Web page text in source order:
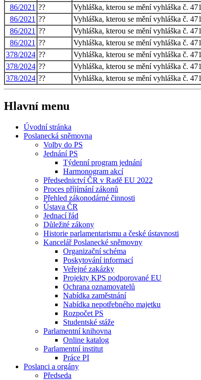
86/2021 ??
Vyhláška, kterou se mění vyhláška č.
86/2021 ??
Vyhláška, kterou se mění vyhláška č.
86/2021 ??
Vyhláška, kterou se mění vyhláška č.
86/2021 ??
Vyhláška, kterou se mění vyhláška č.
378/2024 ??
Vyhláška, kterou se mění vyhláška č.
378/2024 ??
Vyhláška, kterou se mění vyhláška č.
378/2024 ?? Vyhláška, kterou se mění vyhláška č.
Hlavní menu
Úvodní stránka
Poslanecká sněmovna
Volby do PS
Jednání PS
Týdenní program jednání
Harmonogram akcí
Předsednictví ČR v Radě EU 2022
Proces příjímání zákonů
Přehled zákonodárné činnosti
Ústava ČR
Jednací řád
Důležité zákony
Historie parlamentarismu a české ústavnosti
Kancelář Poslanecké sněmovny
Organizační schéma
Poskytování informací
Veřejné zakázky
Projekty KPS podporované EU
Ochrana oznamovatelů
Nabídka zaměstnání
Nabídka nepotřebného majetku
Rozpočet PS
Studentské stáže
Parlamentní knihovna
Online katalog
Parlamentní institut
Práce PI
Poslanci a orgány
Předseda